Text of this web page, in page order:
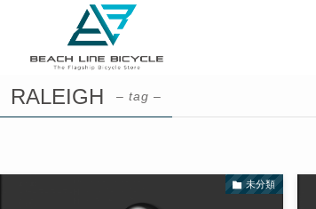
RALEIGH – tag –
未分類